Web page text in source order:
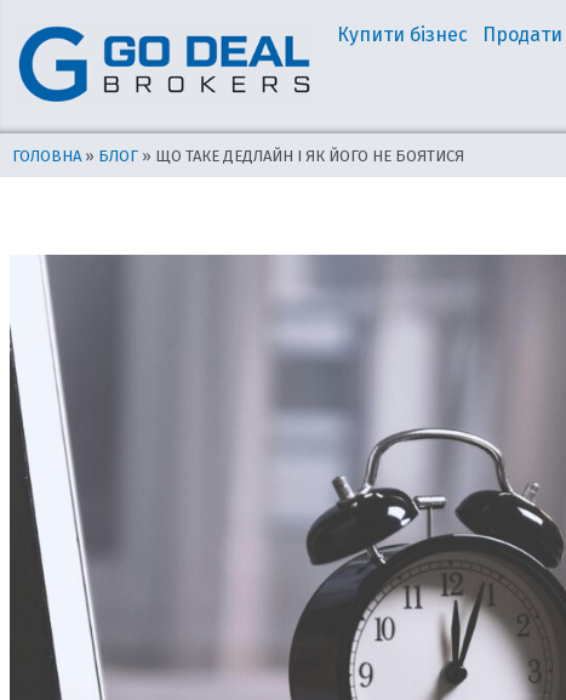
вмісту
Купити бізнес Продати
ГОЛОВНА » БЛОГ » ЩО ТАКЕ ДЕДЛАЙН І ЯК ЙОГО НЕ БОЯТИСЯ
по
запису